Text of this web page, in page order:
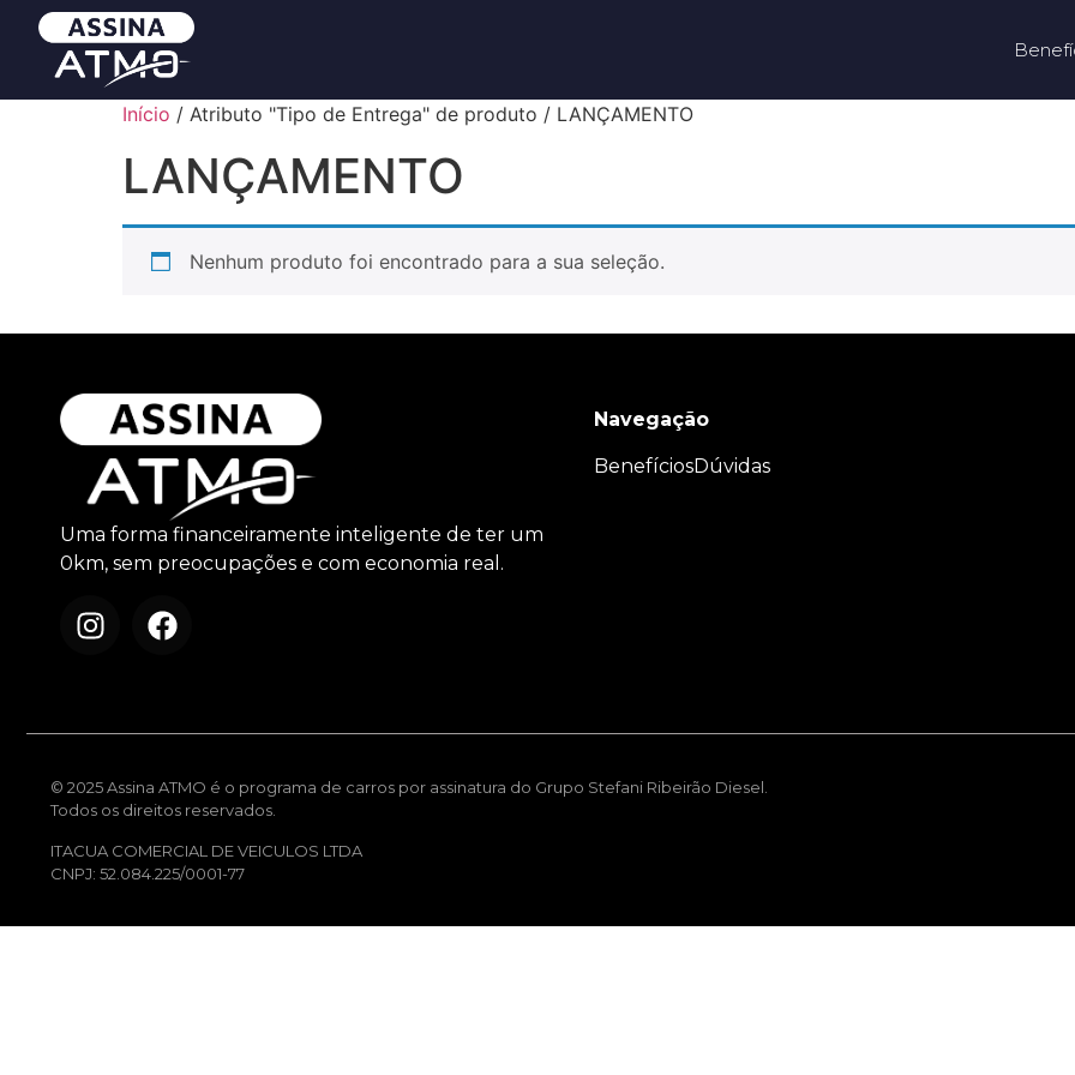
Início / Atributo "Tipo de Entrega" de produto / LANÇAMENTO
LANÇAMENTO
Nenhum produto foi encontrado para a sua seleção.
Uma forma financeiramente inteligente de ter um
0km, sem preocupações e com economia real.
Navegação
BenefíciosDúvidas
© 2025 Assina ATMO é o programa de carros por assinatura do Grupo Stefani Ribeirão Diesel.
Todos os direitos reservados.
ITACUA COMERCIAL DE VEICULOS LTDA
CNPJ: 52.084.225/0001-77